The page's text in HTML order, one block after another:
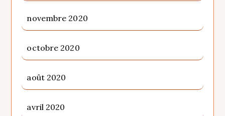
novembre 2020
octobre 2020
août 2020
avril 2020